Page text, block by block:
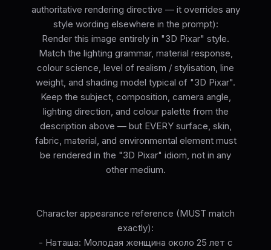
authoritative rendering directive — it overrides any
style wording elsewhere in the prompt):
Render this image entirely in "3D Pixar" style.
Match the lighting grammar, material response,
colour science, level of realism / stylisation, line
weight, and shading model typical of "3D Pixar".
Keep the subject, composition, camera angle,
lighting direction, and colour palette from the
description above — but EVERY surface, skin,
fabric, material, and environmental element must
be rendered in the "3D Pixar" idiom, not in any
other medium.
Character appearance reference (MUST match
exactly):
- Наташа: Молодая женщина около 25 лет с